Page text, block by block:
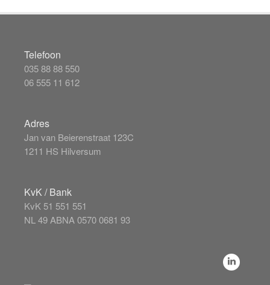
Telefoon
035 88 88 550
06 555 11 612
Adres
Jan van Beierenstraat 123C
1211 HS Hilversum
KvK / Bank
KvK 51 551 551
NL 49 ABNA 0570 0681 93